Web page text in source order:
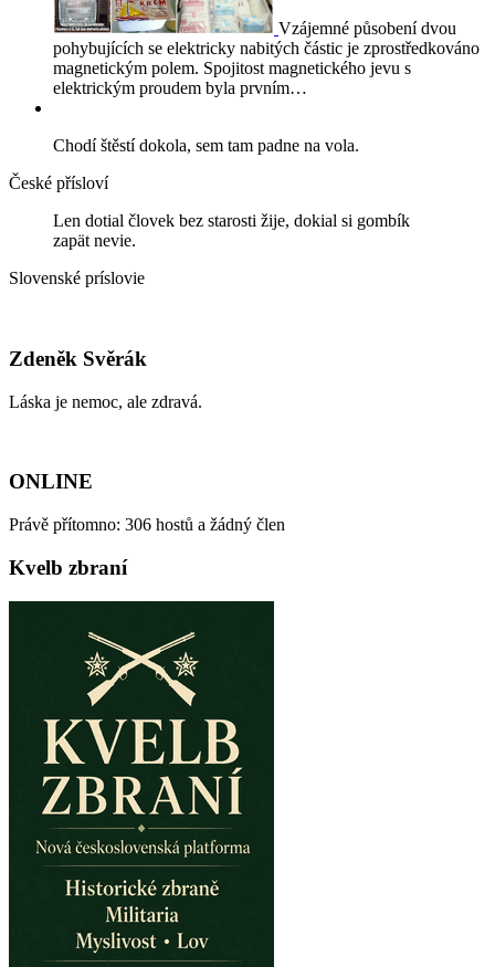
Vzájemné působení dvou
pohybujících se elektricky nabitých částic je zprostředkováno
magnetickým polem. Spojitost magnetického jevu s
elektrickým proudem byla prvním…
Chodí štěstí dokola, sem tam padne na vola.
České přísloví
Len dotial človek bez starosti žije, dokial si gombík
zapät nevie.
Slovenské príslovie
Zdeněk Svěrák
Láska je nemoc, ale zdravá.
ONLINE
Právě přítomno: 306 hostů a žádný člen
Kvelb zbraní